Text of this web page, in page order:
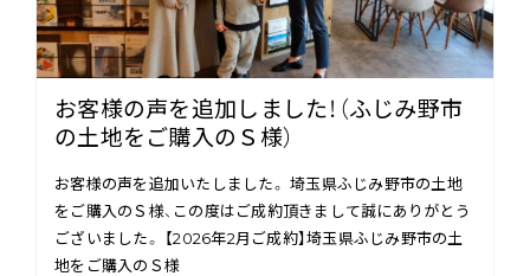
お客様の声を追加しました！（ふじみ野市
の土地をご購入のＳ様）
お客様の声を追加いたしました。 埼玉県ふじみ野市の土地
をご購入のＳ様、この度はご成約頂きまして誠にありがとう
ございました。 【2026年2月ご成約】埼玉県ふじみ野市の土
地をご購入のＳ様